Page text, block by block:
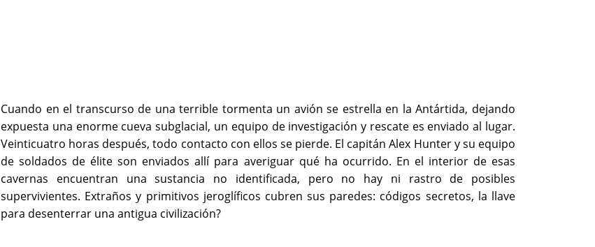
Cuando en el transcurso de una terrible tormenta un avión se estrella en la Antártida, dejando
expuesta una enorme cueva subglacial, un equipo de investigación y rescate es enviado al lugar.
Veinticuatro horas después, todo contacto con ellos se pierde. El capitán Alex Hunter y su equipo
de soldados de élite son enviados allí para averiguar qué ha ocurrido. En el interior de esas
cavernas encuentran una sustancia no identificada, pero no hay ni rastro de posibles
supervivientes. Extraños y primitivos jeroglíficos cubren sus paredes: códigos secretos, la llave
para desenterrar una antigua civilización?